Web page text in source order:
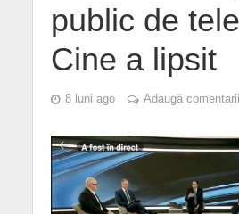
public de
Cine a lipsit
8 luni ago Adaugă comentarii